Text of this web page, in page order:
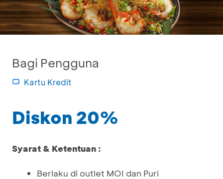
Bagi Pengguna
Kartu Kredit
Diskon 20%
Syarat & Ketentuan :
Berlaku di outlet MOI dan Puri